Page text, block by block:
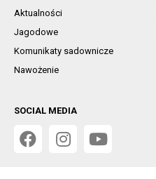
Aktualności
Jagodowe
Komunikaty sadownicze
Nawożenie
SOCIAL MEDIA